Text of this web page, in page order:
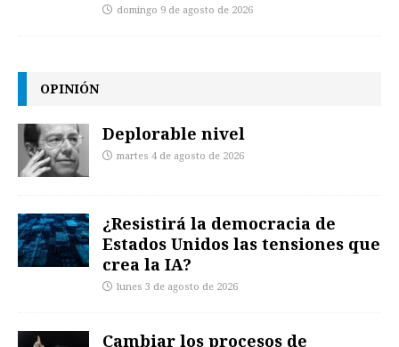
domingo 9 de agosto de 2026
OPINIÓN
Deplorable nivel
martes 4 de agosto de 2026
¿Resistirá la democracia de
Estados Unidos las tensiones que
crea la IA?
lunes 3 de agosto de 2026
Cambiar los procesos de